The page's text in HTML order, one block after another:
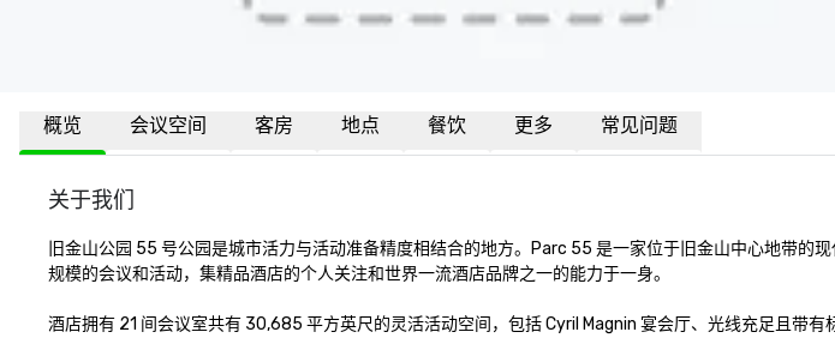
概览 会议空间 客房 地点 餐饮 更多 常见问题
关于我们
旧金山公园 55 号公园是城市活力与活动准备精度相结合的地方。Parc 55 是一家位于旧金山中心地带的
规模的会议和活动，集精品酒店的个人关注和世界一流酒店品牌之一的能力于一身。
酒店拥有 21 间会议室共有 30,685 平方英尺的灵活活动空间，包括 Cyril Magnin 宴会厅、光线充足且带有